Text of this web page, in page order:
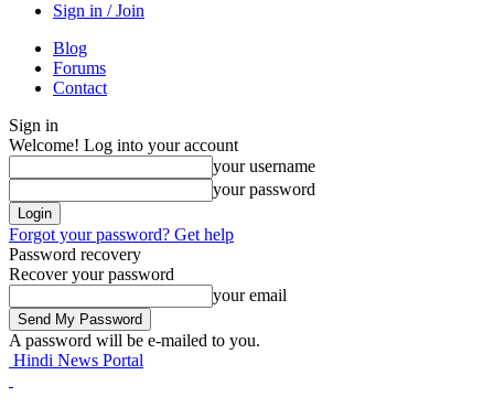
Sign in / Join
Blog
Forums
Contact
Sign in
Welcome! Log into your account
your username
your password
Forgot your password? Get help
Password recovery
Recover your password
your email
A password will be e-mailed to you.
Hindi News Portal